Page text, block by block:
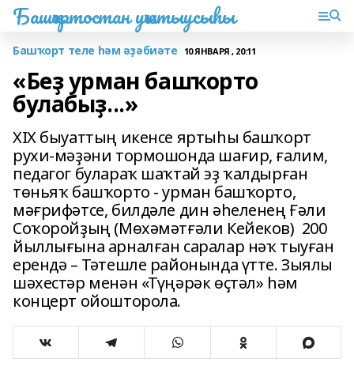
Башҡортостан уҡытыусыһы
Башҡорт теле һәм әҙәбиәте 10 ЯНВАРЯ , 20:11
«Беҙ урман башҡорто
булабыҙ...»
XIX быуаттың икенсе яртыһы башҡорт
рухи-мәҙәни тормошонда шағир, ғалим,
педагог булараҡ шаҡтай эҙ ҡалдырған
төньяҡ башҡорто - урман башҡорто,
мәғрифәтсе, билдәле дин әһеленең Ғәли
Соҡоройҙың (Мөхәмәтғәли Кейеков) 200
йыллығына арналған саралар нәҡ тыуған
ерендә – Тәтешле районында үтте. Зыялы
шәхестәр менән «Түңәрәк өҫтәл» һәм
концерт ойошторола.